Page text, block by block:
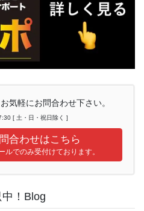
気軽にお問合わせ下さい。
[ 土・日・祝日除く ]
合わせはこちら
ルでのみ受付けております。
！Blog